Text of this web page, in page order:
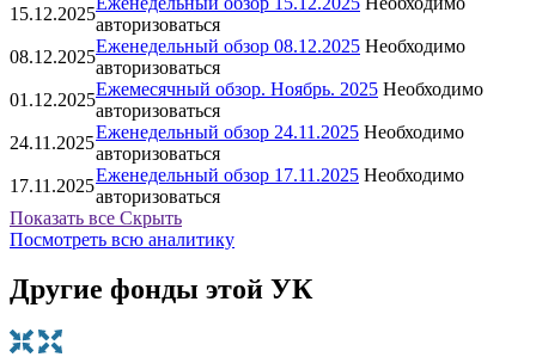
15.12.2025
авторизоваться
08.12.2025
Еженедельный обзор 08.12.2025 Необходимо
авторизоваться
01.12.2025
Ежемесячный обзор. Ноябрь. 2025 Необходимо
авторизоваться
24.11.2025
Еженедельный обзор 24.11.2025 Необходимо
авторизоваться
17.11.2025
Еженедельный обзор 17.11.2025 Необходимо
авторизоваться
Показать все Скрыть
Посмотреть всю аналитику
Другие фонды этой УК